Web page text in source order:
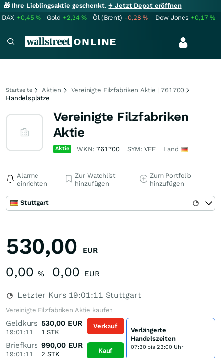
🎁 Ihre Lieblingsaktie geschenkt.→ Jetzt Depot eröffnen
DAX +0,45% Gold +2,24% Öl (Brent) -0,28% Dow Jones +0,17%
Startseite Aktien
Vereinigte Filzfabriken Aktie | 761700
Handelsplätze
Vereinigte Filzfabriken
Aktie
Aktie WKN:761700 SYM: VFF Land
Alarme
einrichten
Zur Watchlist
hinzufügen
Zum Portfolio
hinzufügen
Stuttgart
530,00 EUR
0,00 % 0,00 EUR
Letzter Kurs 19:01:11 Stuttgart
Vereinigte Filzfabriken Aktie kaufen
Geldkurs
19:01:11
530,00 EUR
1 STK
Briefkurs
19:01:11
990,00 EUR
2 STK
Verkauf
Kauf
Verlängerte
Handelszeiten
07:30 bis 23:00 Uhr